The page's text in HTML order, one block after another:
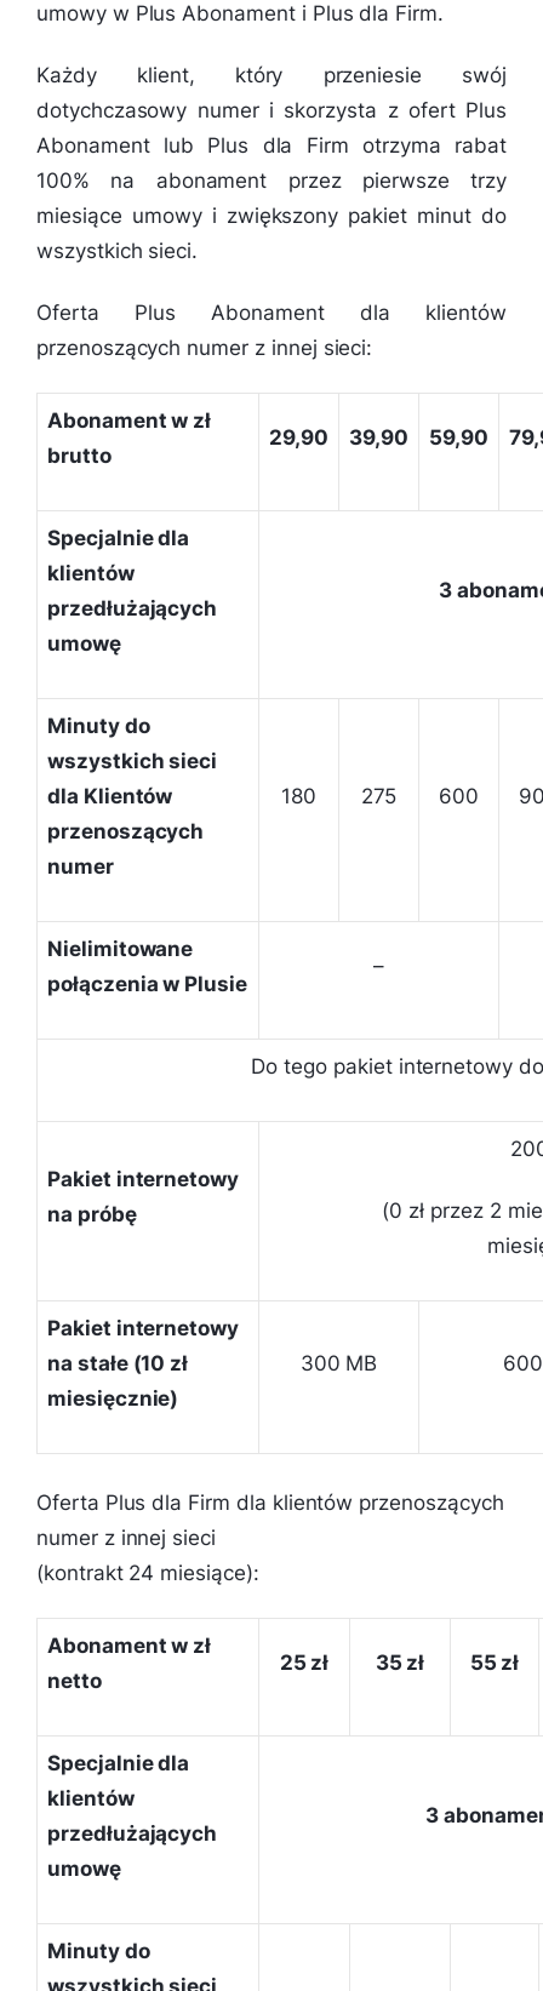
umowy w Plus Abonament i Plus dla Firm.
Każdy klient, który przeniesie swój
dotychczasowy numer i skorzysta z ofert Plus
Abonament lub Plus dla Firm otrzyma rabat
100% na abonament przez pierwsze trzy
miesiące umowy i zwiększony pakiet minut do
wszystkich sieci.
Oferta Plus Abonament dla klientów
przenoszących numer z innej sieci:
Abonament w zł
brutto
29,90 39,90 59,90
Specjalnie dla
klientów
przedłużających
umowę
3
Minuty do
wszystkich sieci
dla Klientów
przenoszących
numer
180 275 600
Nielimitowane
połączenia w Plusie
–
Do tego pakiet internetowy
Pakiet internetowy
na próbę
(0 zł przez 2
Pakiet internetowy
na stałe (10 zł
miesięcznie)
300 MB
Oferta Plus dla Firm dla klientów przenoszących
numer z innej sieci
(kontrakt 24 miesiące):
Abonament w zł
netto
25 zł 35 zł 55 zł
Specjalnie dla
klientów
przedłużających
umowę
3
Minuty do
wszystkich sieci